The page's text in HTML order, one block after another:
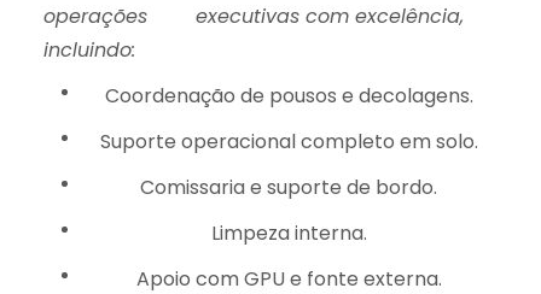
operações executivas com excelência,
incluindo:
Coordenação de pousos e decolagens.
Suporte operacional completo em solo.
Comissaria e suporte de bordo.
Limpeza interna.
Apoio com GPU e fonte externa.